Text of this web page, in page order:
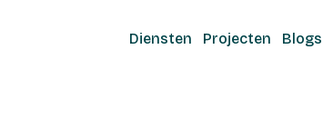
Diensten Projecten Blogs